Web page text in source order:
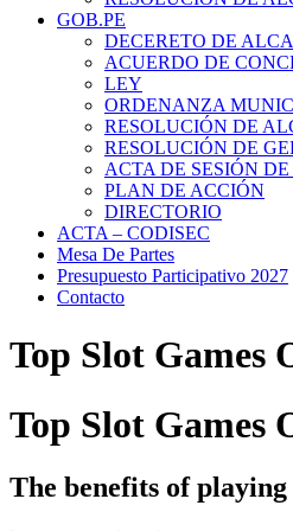
GOB.PE
DECERETO DE
ACUERDO DE
LEY
ORDENANZA
RESOLUCIÓN DE
RESOLUCIÓN DE
ACTA DE SESIÓN DE
PLAN DE ACCIÓN
DIRECTORIO
ACTA – CODISEC
Mesa De Partes
Presupuesto Participativo 2027
Contacto
Top Slot Games
Top Slot Games
The benefits of